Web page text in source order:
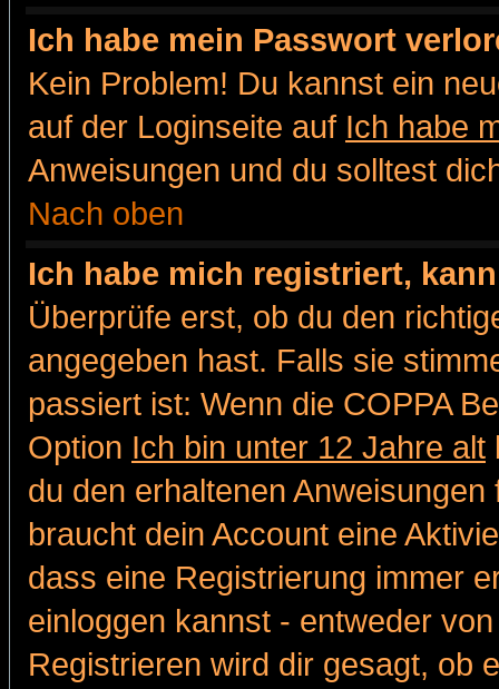
Ich habe mein Passwort
Kein Problem! Du kannst ein
auf der Loginseite auf Ich habe
Anweisungen und du solltest
Nach oben
Ich habe mich registriert,
Überprüfe erst, ob du den
angegeben hast. Falls sie
passiert ist: Wenn die COPPA
Option Ich bin unter 12 Jahre alt
du den erhaltenen
braucht dein Account eine
dass eine Registrierung immer
einloggen kannst - entweder
Registrieren wird dir gesagt, ob